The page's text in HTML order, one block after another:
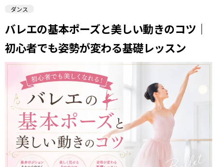
ダンス
バレエの基本ポーズと美しい動きのコツ｜
初心者でも姿勢が変わる基礎レッスン